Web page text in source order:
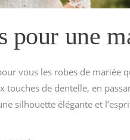
pour une
vous les robes de mariée
de dentelle, en
silhouette élégante et